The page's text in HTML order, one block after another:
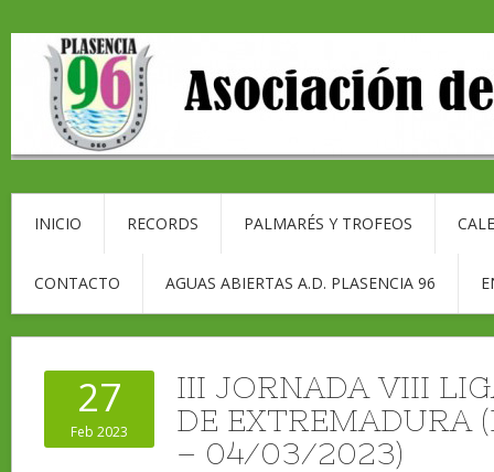
INICIO RECORDS PALMARÉS Y TROFEOS
CONTACTO AGUAS ABIERTAS A.D. PLASENCIA 96
27
Feb 2023
III JORNADA VIII
DE EXTREMADURA
– 04/03/2023)